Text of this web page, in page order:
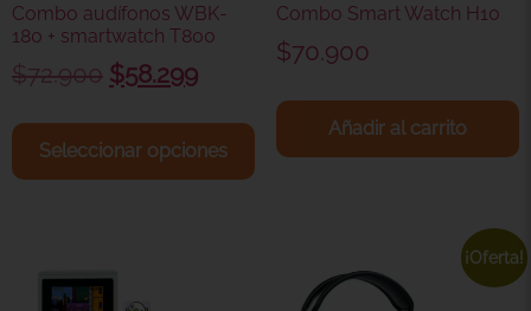
Combo audífonos WBK-
180 + smartwatch T800
$72.900 $58.299
Seleccionar opciones
Combo Smart Watch H10
$70.900
Añadir al carrito
¡Oferta!